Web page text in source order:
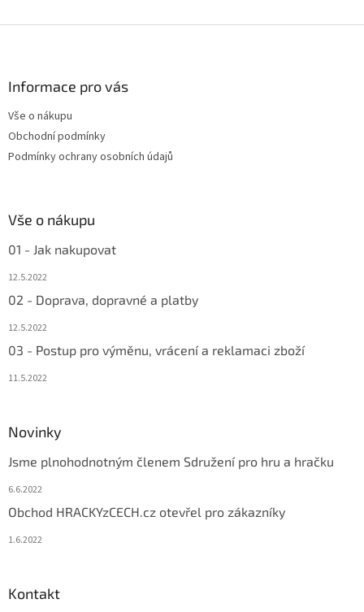
Informace pro vás
Vše o nákupu
Obchodní podmínky
Podmínky ochrany osobních údajů
Vše o nákupu
01 - Jak nakupovat
12.5.2022
02 - Doprava, dopravné a platby
12.5.2022
03 - Postup pro výměnu, vrácení a reklamaci zboží
11.5.2022
Novinky
Jsme plnohodnotným členem Sdružení pro hru a hračku
6.6.2022
Obchod HRACKYzCECH.cz otevřel pro zákazníky
1.6.2022
Kontakt